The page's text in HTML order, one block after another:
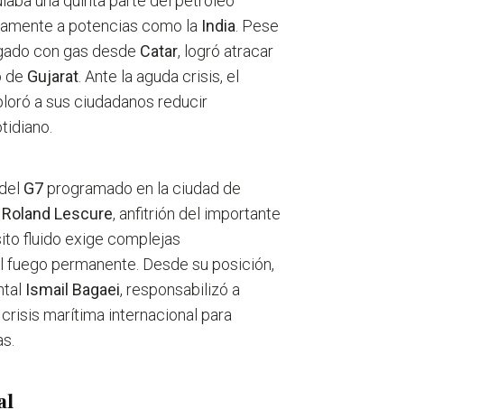
a potencias como la India . Pese
con gas desde Catar, logró atracar
de Gujarat . Ante la aguda crisis, el
a sus ciudadanos reducir
G7programado en la ciudad de
Roland Lescure, anfitrión del importante
fluido exige complejas
permanente. Desde su posición,
Ismail Bagaei, responsabilizó a
marítima internacional para